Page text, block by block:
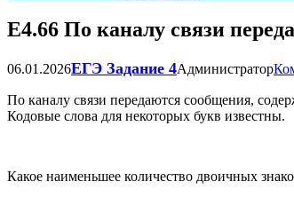
Е4.66 По каналу связи
06.01.2026ЕГЭ Задание 4Администратор
По каналу связи передаются сообщения,
Кодовые слова для некоторых букв известны.
Какое наименьшее количество двоичных